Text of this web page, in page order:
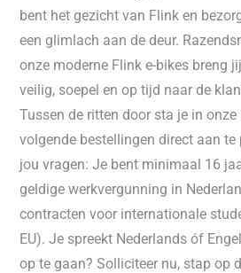
bent het gezicht van Flink en
een glimlach aan de deur.
onze moderne Flink e-bikes breng
veilig, soepel en op tijd naar de
Tussen de ritten door sta je in
volgende bestellingen direct aan te
jou vragen: Je bent minimaal 16
geldige werkvergunning in
contracten voor internationale
EU). Je spreekt Nederlands óf
op te gaan? Solliciteer nu, stap op